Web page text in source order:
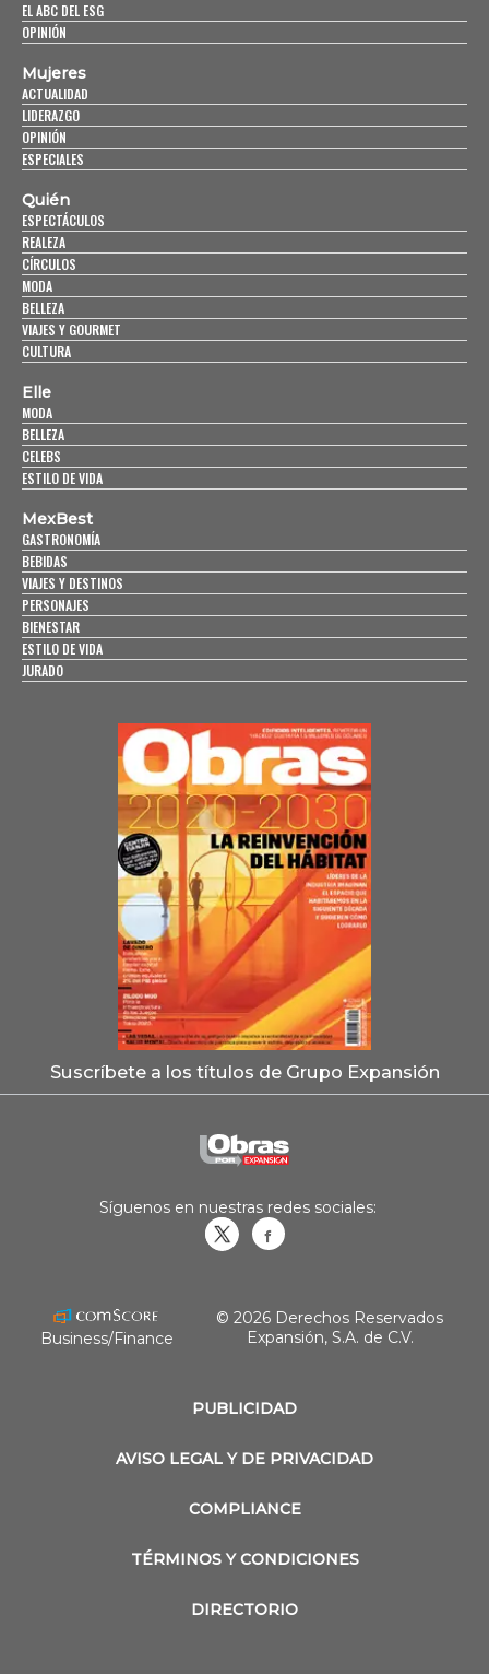
EL ABC DEL ESG
OPINIÓN
Mujeres
ACTUALIDAD
LIDERAZGO
OPINIÓN
ESPECIALES
Quién
ESPECTÁCULOS
REALEZA
CÍRCULOS
MODA
BELLEZA
VIAJES Y GOURMET
CULTURA
Elle
MODA
BELLEZA
CELEBS
ESTILO DE VIDA
MexBest
GASTRONOMÍA
BEBIDAS
VIAJES Y DESTINOS
PERSONAJES
BIENESTAR
ESTILO DE VIDA
JURADO
Suscríbete a los títulos de Grupo Expansión
PUBLICIDAD
AVISO LEGAL Y DE PRIVACIDAD
COMPLIANCE
TÉRMINOS Y CONDICIONES
DIRECTORIO
Síguenos en nuestras redes sociales:
Business/Finance
© 2026 Derechos Reservados
Expansión, S.A. de C.V.